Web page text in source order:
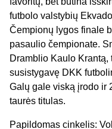
futbolo valstybių
Čempionų lygos finale
pasaulio čempionate.
Dramblio Kaulo
susistygavę DKK
Galų gale viską įrodo ir
taurės titulas.
Papildomas cinkelis: